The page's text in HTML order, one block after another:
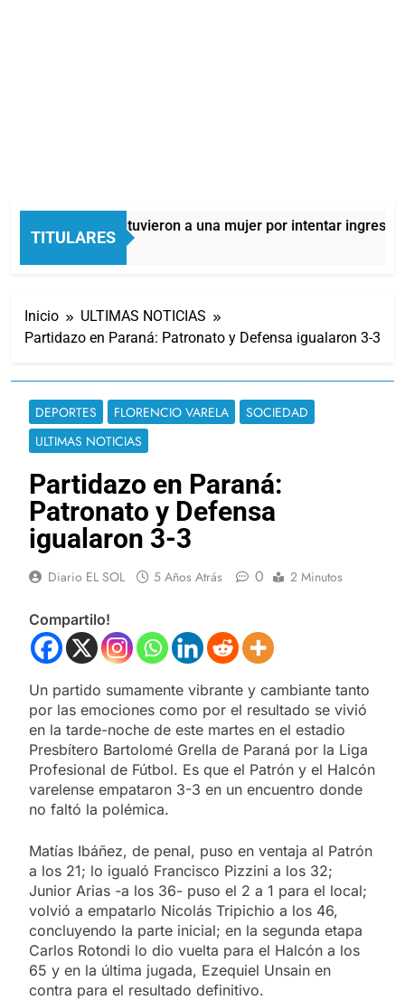
TITULARES
Quilmes: detuvieron a una mujer por intentar ingresar
8 Horas Atrás
Inicio
ULTIMAS NOTICIAS
Partidazo en Paraná: Patronato y Defensa igualaron 3-3
DEPORTES FLORENCIO VARELA
SOCIEDAD
ULTIMAS NOTICIAS
Partidazo en Paraná:
Patronato y Defensa
igualaron 3-3
Diario EL SOL 5 Años Atrás 0 2 Minutos
Compartilo!
Un partido sumamente vibrante y cambiante tanto
por las emociones como por el resultado se vivió
en la tarde-noche de este martes en el estadio
Presbítero Bartolomé Grella de Paraná por la Liga
Profesional de Fútbol. Es que el Patrón y el Halcón
varelense empataron 3-3 en un encuentro donde
no faltó la polémica.
Matías Ibáñez, de penal, puso en ventaja al Patrón
a los 21; lo igualó Francisco Pizzini a los 32;
Junior Arias -a los 36- puso el 2 a 1 para el local;
volvió a empatarlo Nicolás Tripichio a los 46,
concluyendo la parte inicial; en la segunda etapa
Carlos Rotondi lo dio vuelta para el Halcón a los
65 y en la última jugada, Ezequiel Unsain en
contra para el resultado definitivo.